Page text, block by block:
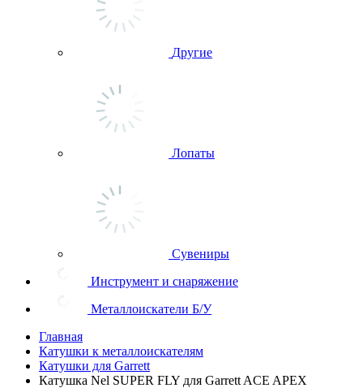
Другие
Лопаты
Сувениры
Инструмент и снаряжение
Металлоискатели Б/У
Главная
Катушки к металлоискателям
Катушки для Garrett
Катушка Nel SUPER FLY для Garrett ACE APEX